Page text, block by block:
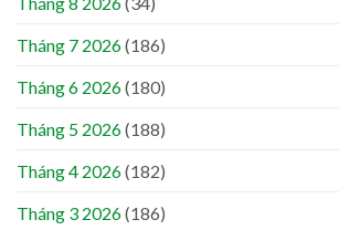
Tháng 7 2026(186)
Tháng 6 2026(180)
Tháng 5 2026(188)
Tháng 4 2026(182)
Tháng 3 2026(186)